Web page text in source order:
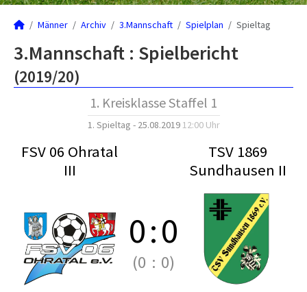
Männer Archiv 3.Mannschaft Spielplan Spieltag
3.Mannschaft : Spielbericht
(2019/20)
1. Kreisklasse Staffel 1
1. Spieltag - 25.08.2019 12:00 Uhr
FSV 06 Ohratal
III
TSV 1869
Sundhausen II
0:0
(0 : 0)